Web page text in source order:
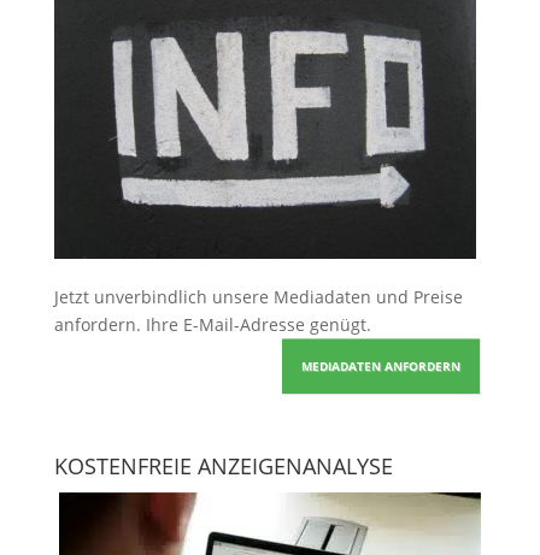
Jetzt unverbindlich unsere Mediadaten und Preise
anfordern. Ihre E-Mail-Adresse genügt.
MEDIADATEN ANFORDERN
KOSTENFREIE ANZEIGENANALYSE